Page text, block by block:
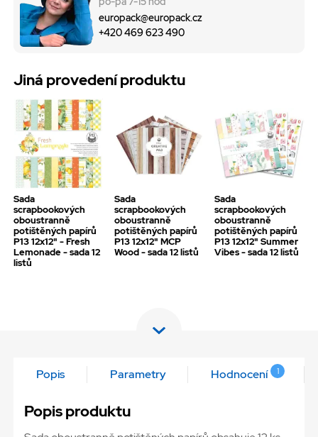
europack@europack.cz
+420 469 623 490
Jiná provedení produktu
Sada
scrapbookových
oboustranně
potištěných papírů
P13 12x12" - Fresh
Lemonade - sada 12
listů
Sada
scrapbookových
oboustranně
potištěných papírů
P13 12x12" MCP
Wood - sada 12 listů
Sada
scrapbookových
oboustranně
potištěných papírů
P13 12x12" Summer
Vibes - sada 12 listů
Popis Parametry Hodnocení 1
Popis produktu